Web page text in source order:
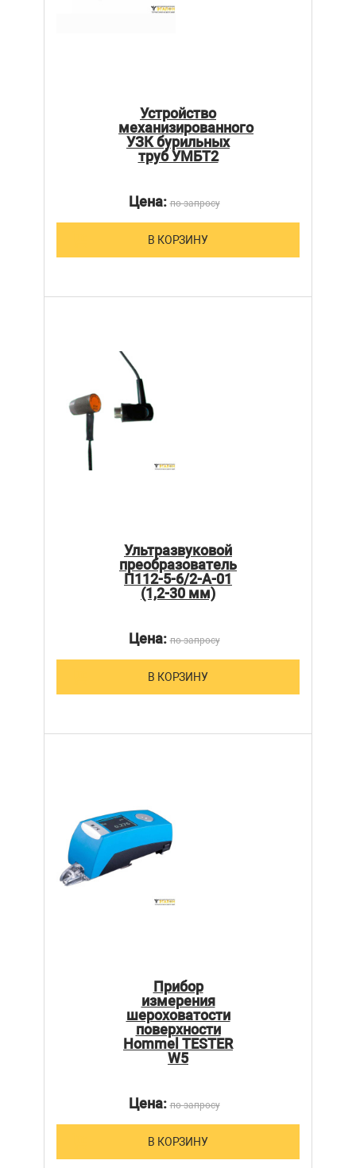
Устройство
механизированного
УЗК бурильных
труб УМБТ2
Цена:по запросу
В КОРЗИНУ
Ультразвуковой
преобразователь
П112-5-6/2-А-01
(1,2-30 мм)
Цена:по запросу
В КОРЗИНУ
Прибор
измерения
шероховатости
поверхности
Hommel TESTER
W5
Цена:по запросу
В КОРЗИНУ